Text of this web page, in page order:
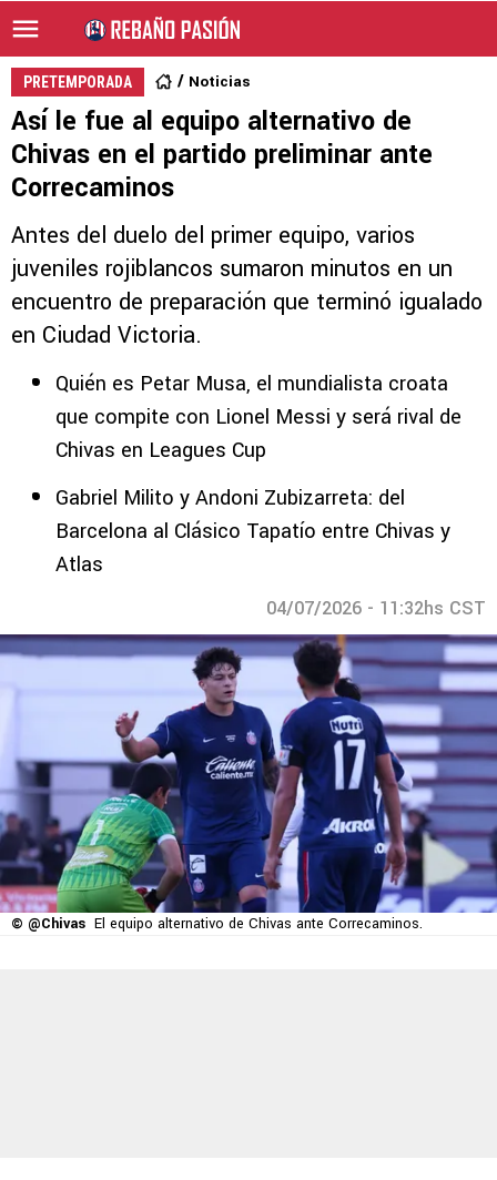
PRETEMPORADA Noticias
Así le fue al equipo alternativo de
Chivas en el partido preliminar ante
Correcaminos
Antes del duelo del primer equipo, varios
juveniles rojiblancos sumaron minutos en un
encuentro de preparación que terminó igualado
en Ciudad Victoria.
Quién es Petar Musa, el mundialista croata
que compite con Lionel Messi y será rival de
Chivas en Leagues Cup
Gabriel Milito y Andoni Zubizarreta: del
Barcelona al Clásico Tapatío entre Chivas y
Atlas
04/07/2026 - 11:32hs CST
© @Chivas El equipo alternativo de Chivas ante Correcaminos.